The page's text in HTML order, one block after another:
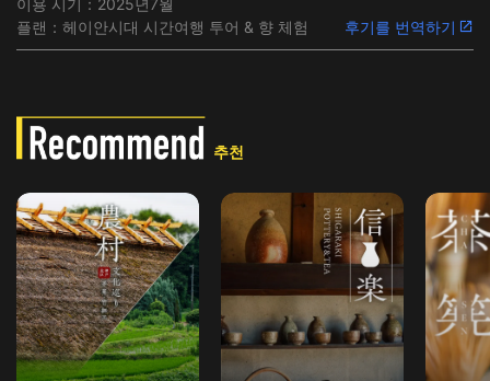
이용 시기：2025년7월
플랜：헤이안시대 시간여행 투어 & 향 체험
후기를 번역하기
추천